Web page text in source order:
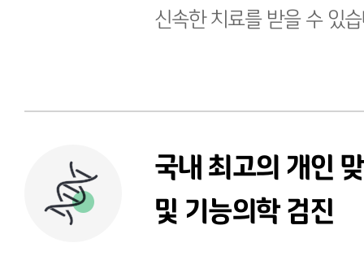
신속한 치료를 받을 수 있
국내 최고의 개인
및 기능의학 검진